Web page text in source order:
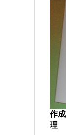
作
理